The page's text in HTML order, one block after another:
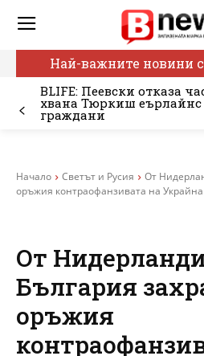
Най-важните новини
BLIFE: Пеевски отказа
хвана Тюркиш еърлайнс
граждани
Начало Светът и Русия
От
оръжия контраофанзивата на
От
България
оръжия